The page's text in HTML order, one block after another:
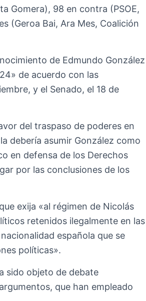
Gomera), 98 en contra (PSOE,
(Geroa Bai, Ara Mes, Coalición
de Edmundo González
de acuerdo con las
y el Senado, el 18 de
del traspaso de poderes en
debería asumir González como
en defensa de los Derechos
por las conclusiones de los
exija «al régimen de Nicolás
retenidos ilegalmente en las
española que se
políticas».
sido objeto de debate
que han empleado